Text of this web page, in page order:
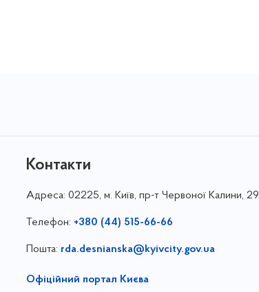
Контакти
Адреса: 02225, м. Київ, пр-т Червоної Калини, 29
Телефон: +380 (44) 515-66-66
Пошта: rda.desnianska@kyivcity.gov.ua
Офіційний портал Києва